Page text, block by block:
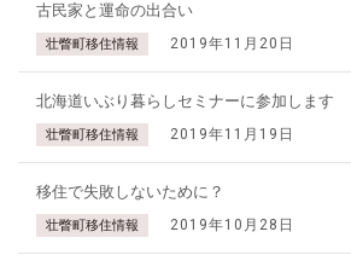
古民家と運命の出合い
壮瞥町移住情報 2019年11月20日
北海道いぶり暮らしセミナーに参加します
壮瞥町移住情報 2019年11月19日
移住で失敗しないために？
壮瞥町移住情報 2019年10月28日